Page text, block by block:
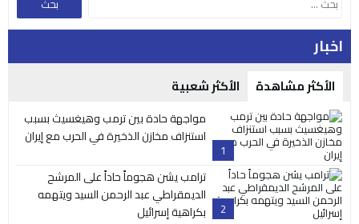
اخبار
الأكثر مشاهدة الأكثر شعبية
1
مواجهة حادة بين ترمب وهيغسيث بسبب
استنزاف مخازن الذخيرة في الحرب مع إيران
2
ترامب يشن هجوماً حاداً على المرشح
الديمقراطي عبد الرحمن السيد ويتهمه
بكراهية إسرائيل